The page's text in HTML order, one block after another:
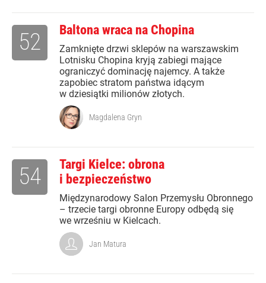
Baltona wraca na Chopina
Zamknięte drzwi sklepów na warszawskim
Lotnisku Chopina kryją zabiegi mające
ograniczyć dominację najemcy. A także
zapobiec stratom państwa idącym
w dziesiątki milionów złotych.
52
Magdalena Gryn
Targi Kielce: obrona
i bezpieczeństwo
Międzynarodowy Salon Przemysłu Obronnego
– trzecie targi obronne Europy odbędą się
we wrześniu w Kielcach.
54
Jan Matura